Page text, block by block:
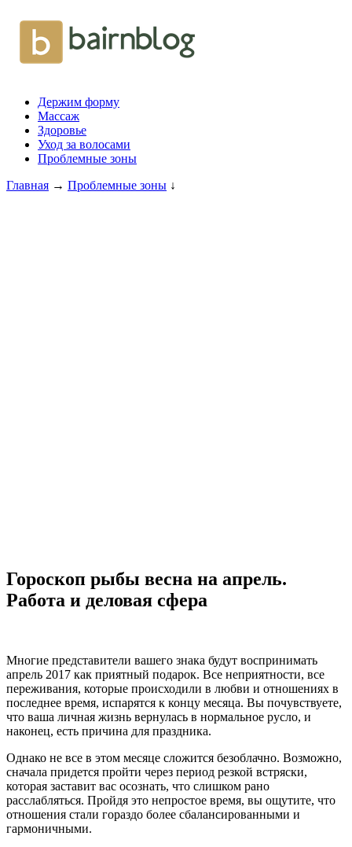
Держим форму
Массаж
Здоровье
Уход за волосами
Проблемные зоны
Главная → Проблемные зоны ↓
Гороскоп рыбы весна на апрель.
Работа и деловая сфера
Многие представители вашего знака будут воспринимать
апрель 2017 как приятный подарок. Все неприятности, все
переживания, которые происходили в любви и отношениях в
последнее время, испарятся к концу месяца. Вы почувствуете,
что ваша личная жизнь вернулась в нормальное русло, и
наконец, есть причина для праздника.
Однако не все в этом месяце сложится безоблачно. Возможно,
сначала придется пройти через период резкой встряски,
которая заставит вас осознать, что слишком рано
расслабляться. Пройдя это непростое время, вы ощутите, что
отношения стали гораздо более сбалансированными и
гармоничными.